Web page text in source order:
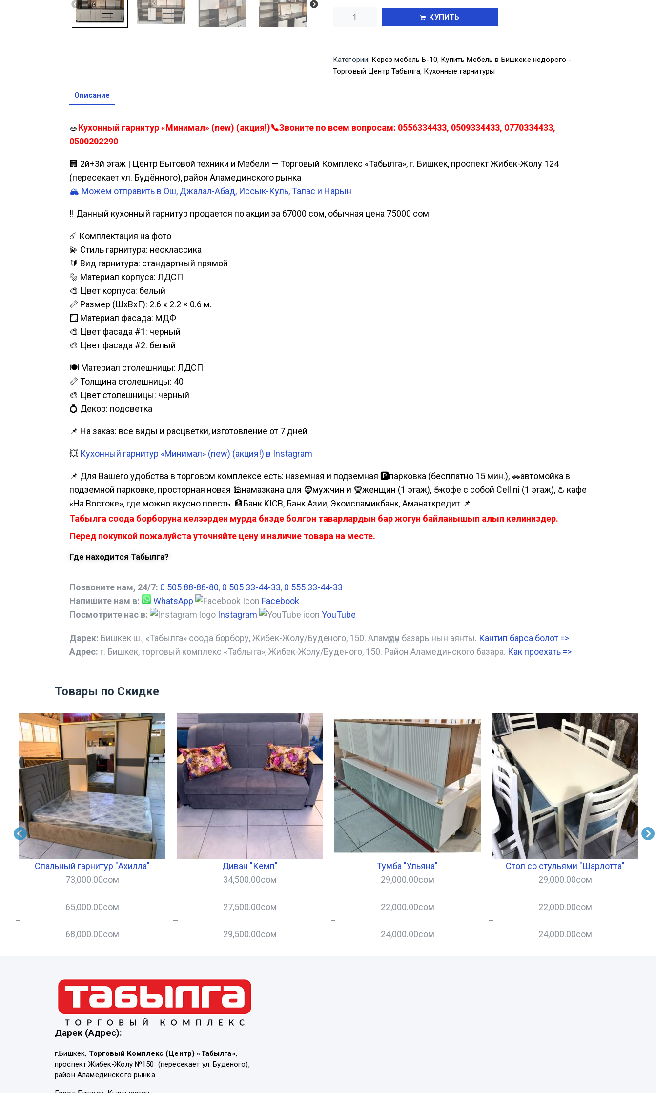
КУПИТЬ
Категории: Керез мебель Б-10, Купить Мебель в Бишкеке недорого -
Торговый Центр Табылга, Кухонные гарнитуры
Описание
🥗Кухонный гарнитур «Минимал» (new) (акция!)📞Звоните по всем вопросам: 0556334433, 0509334433, 0770334433,
0500202290
🏢 2й+3й этаж | Центр Бытовой техники и Мебели — Торговый Комплекс «Табылга», г. Бишкек, проспект Жибек-Жолу 124
(пересекает ул. Будённого), район Аламединского рынка
🏔️ Можем отправить в Ош, Джалал-Абад, Иссык-Куль, Талас и Нарын
‼️ Данный кухонный гарнитур продается по акции за 67000 сом, обычная цена 75000 сом
☄️ Комплектация на фото
💫 Стиль гарнитура: неоклассика
🔰 Вид гарнитура: стандартный прямой
🔩 Материал корпуса: ЛДСП
🎨 Цвет корпуса: белый
📏 Размер (ШхВхГ): 2.6 х 2.2 × 0.6 м.
🪟 Материал фасада: МДФ
🎨 Цвет фасада #1: черный
🎨 Цвет фасада #2: белый
🍽️ Материал столешницы: ЛДСП
📏 Толщина столешницы: 40
🎨 Цвет столешницы: черный
💍 Декор: подсветка
📌 На заказ: все виды и расцветки, изготовление от 7 дней
💥 Кухонный гарнитур «Минимал» (new) (акция!) в Instagram
📌 Для Вашего удобства в торговом комплексе есть: наземная и подземная 🅿парковка (бесплатно 15 мин.), 🚗автомойка в
подземной парковке, просторная новая 🕌намазкана для 🧔мужчин и 🧕женщин (1 этаж), ☕кофе с собой Cellini (1 этаж), ♨️ кафе
«На Востоке», где можно вкусно поесть. 🏦Банк KICB, Банк Азии, Экоисламикбанк, Аманаткредит.📌
Табылга соода борборуна келээрден мурда бизде болгон таварлардын бар жогун байланышып алып келиниздер.
Перед покупкой пожалуйста уточняйте цену и наличие товара на месте.
Где находится Табылга?
Позвоните нам, 24/7: 0 505 88-88-80, 0 505 33-44-33, 0 555 33-44-33
Напишите нам в:
WhatsApp
Facebook
Посмотрите нас в:
Instagram YouTube
Дарек: Бишкек ш., «Табылга» соода борбору, Жибек-Жолу/Буденого, 150. Аламүдүн базарынын аянты. Кантип барса болот =>
Адрес: г. Бишкек, торговый комплекс «Таблыга», Жибек-Жолу/Буденого, 150. Район Аламединского базара. Как проехать =>
Товары по Скидке
Спальный гарнитур "Ахилла"
73,000.00сом
65,000.00сом
–
68,000.00сом
Диван "Кемп"
34,500.00сом
27,500.00сом
–
29,500.00сом
Тумба "Ульяна"
29,000.00сом
22,000.00сом
–
24,000.00сом
Стол со стульями "Шарлотта"
29,000.00сом
22,000.00сом
–
24,000.00сом
Дарек (Адрес):
г.Бишкек, Торговый Комплекс (Центр) «Табылга»,
проспект Жибек-Жолу №150 (пересекает ул. Буденого),
район Аламединского рынка